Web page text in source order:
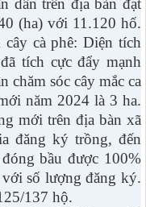
dân trên địa bàn đạt
(ha) với 11.120 hố.
cà phê: Diện tích
tích cực đẩy mạnh
chăm sóc cây mắc ca
năm 2024 là 3 ha.
mới trên địa bàn xã
đăng ký trồng, đến
bầu được 100%
số lượng đăng ký.
137 hộ.